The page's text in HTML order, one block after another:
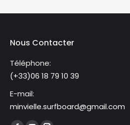
Nous Contacter
Téléphone:
(+33)06 18 79 10 39
E-mail:
minvielle.surfboard@gmail.com